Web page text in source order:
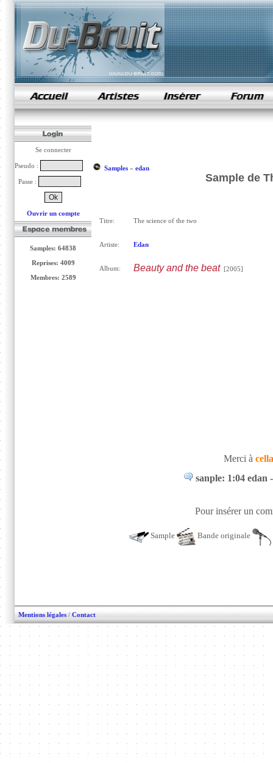
samples de rap
Se connecter
Pseudo :
Passe :
Ouvrir un compte
Samples: 64838
Reprises: 4009
Membres: 2589
Samples» edan
Sample de
Titre: The science of the two
Artiste: Edan
Album: Beauty and the beat[2005]
Merci à
sanple: 1:04 edan
Pour insérer un
Sample Bande originale
Mentions légales / Contact